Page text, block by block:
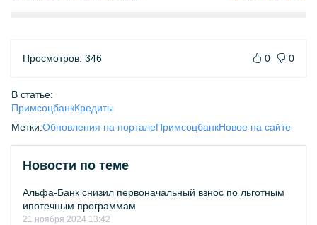
Просмотров: 346 0 0
В статье:
ПримсоцбанкКредиты
Метки:Обновления на порталеПримсоцбанкНовое на сайте
Новости по теме
Альфа-Банк снизил первоначальный взнос по льготным
ипотечным программам
21 ноября 2024 13:42